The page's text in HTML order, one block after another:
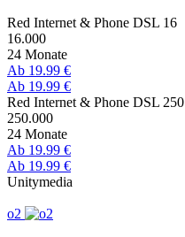
Red Internet & Phone DSL 16
16.000
24 Monate
Ab 19.99 €
Ab 19.99 €
Red Internet & Phone DSL 250
250.000
24 Monate
Ab 19.99 €
Ab 19.99 €
Unitymedia
o2